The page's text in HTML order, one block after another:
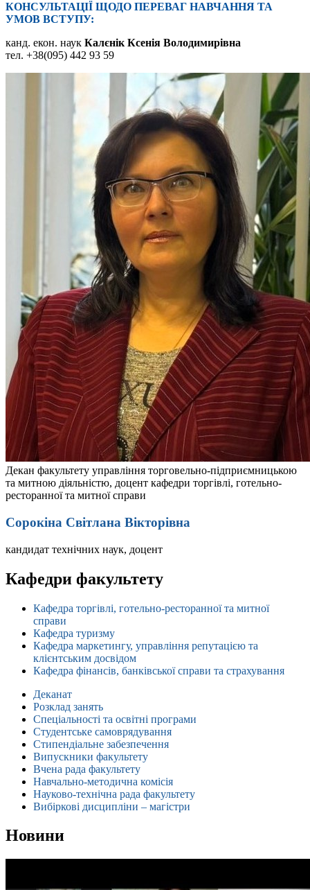
КОНСУЛЬТАЦІЇ ЩОДО ПЕРЕВАГ НАВЧАННЯ ТА
УМОВ ВСТУПУ:
канд. екон. наук Калєнік Ксенія Володимирівна
тел. +38(095) 442 93 59
Декан факультету управління торговельно-підприємницькою
та митною діяльністю, доцент кафедри торгівлі, готельно-
ресторанної та митної справи
Сорокіна Світлана Вікторівна
кандидат технічних наук, доцент
Кафедри факультету
Кафедра торгівлі, готельно-ресторанної та митної
справи
Кафедра туризму
Кафедра маркетингу, управління репутацією та
клієнтським досвідом
Кафедра фінансів, банківської справи та страхування
Деканат
Розклад занять
Спеціальності та освітні програми
Студентське самоврядування
Стипендіальне забезпечення
Випускники факультету
Вчена рада факультету
Навчально-методична комісія
Науково-технічна рада факультету
Вибіркові дисципліни – магістри
Новини